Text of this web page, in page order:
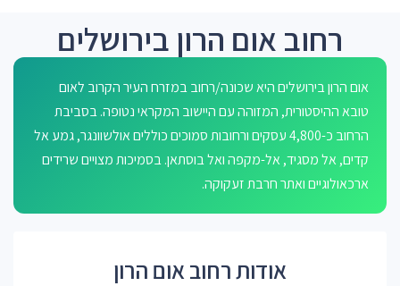
רחוב אום הרון בירושלים
אום הרון בירושלים היא שכונה/רחוב במזרח העיר הקרוב לאום
טובא ההיסטורית, המזוהה עם היישוב המקראי נטופה. בסביבת
הרחוב כ-4,800 עסקים ורחובות סמוכים כוללים אולשוונגר, גמע אל
קדים, אל מסגיד, אל-מקפה ואל בוסתאן. בסמיכות מצויים שרידים
ארכאולוגיים ואתר חרבת זעקוקה.
אודות רחוב אום הרון